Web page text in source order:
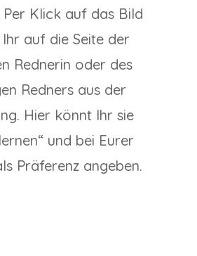
Klick auf das Bild
auf die Seite der
Rednerin oder des
Redners aus der
Hier könnt Ihr sie
und bei Eurer
Präferenz angeben.